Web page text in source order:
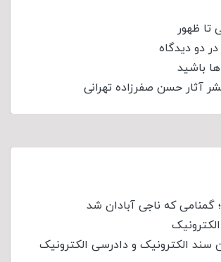
تا ظهور
دو دیدگاه
باشید
آثار حسن صفرزاده تهرانی
گمنامی که ناجی آبادان شد
سند الکترونیک و دادرسی الکترونیک